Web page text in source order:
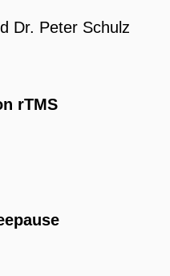
Dr. Peter Schulz
rTMS